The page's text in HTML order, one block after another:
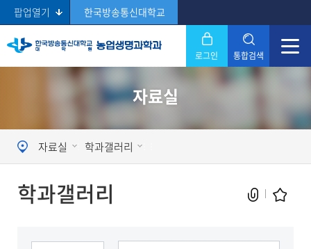
팝업열기 한국방송통신대학교
로그인 통합검색
Search 닫기
자료실
자료실 학과갤러리
학과갤러리